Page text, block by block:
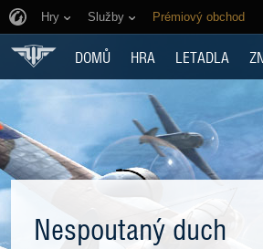
Hry Služby Prémiový obchod
DOMŮ HRA LETADLA
Nespoutaný duch